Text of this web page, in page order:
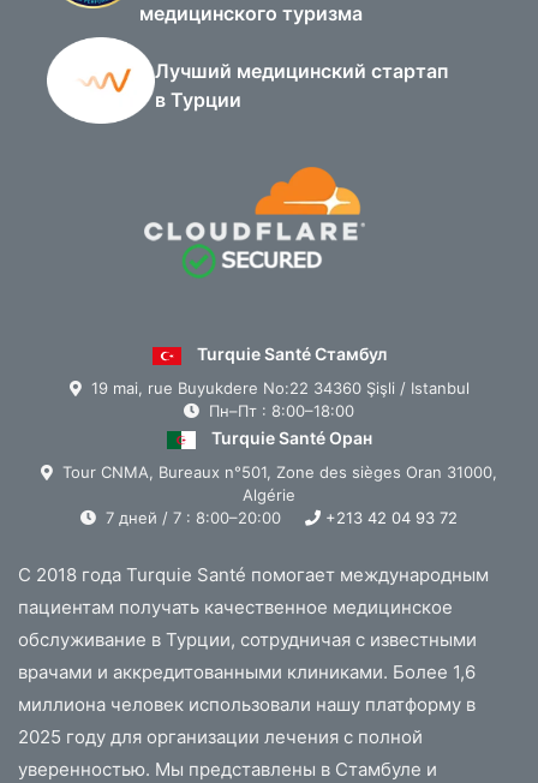
медицинского туризма
Лучший медицинский стартап
в Турции
Turquie Santé Стамбул
19 mai, rue Buyukdere No:22 34360 Şişli / Istanbul
Пн–Пт : 8:00–18:00
Turquie Santé Оран
Tour CNMA, Bureaux n°501, Zone des sièges Oran 31000,
Algérie
7 дней / 7 : 8:00–20:00
+213 42 04 93 72
С 2018 года Turquie Santé помогает международным
пациентам получать качественное медицинское
обслуживание в Турции, сотрудничая с известными
врачами и аккредитованными клиниками. Более 1,6
миллиона человек использовали нашу платформу в
2025 году для организации лечения с полной
уверенностью. Мы представлены в Стамбуле и